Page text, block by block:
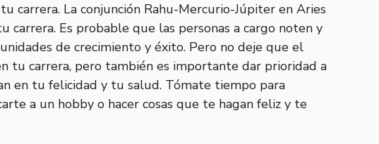
carrera. La conjunción Rahu-Mercurio-Júpiter en Aries
Es probable que las personas a cargo noten y
de crecimiento y éxito. Pero no deje que el
tu carrera, pero también es importante dar prioridad a
en tu felicidad y tu salud. Tómate tiempo para
a un hobby o hacer cosas que te hagan feliz y te